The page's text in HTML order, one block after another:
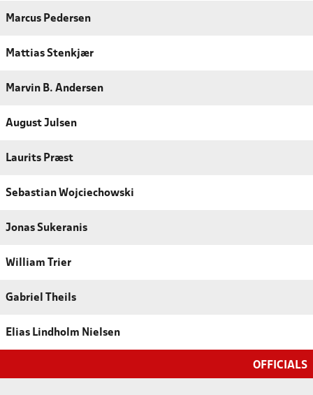
Marcus Pedersen
Mattias Stenkjær
Marvin B. Andersen
August Julsen
Laurits Præst
Sebastian Wojciechowski
Jonas Sukeranis
William Trier
Gabriel Theils
Elias Lindholm Nielsen
OFFICIALS